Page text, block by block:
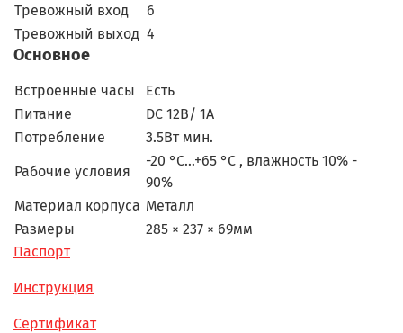
Тревожный вход
6
Тревожный выход 4
Основное
Встроенные часы
Есть
Питание
DC 12В/ 1А
Потребление
3.5Вт мин.
Рабочие условия
-20 °C…+65 °C , влажность 10% -
90%
Материал корпуса Металл
Размеры
285 × 237 × 69мм
Паспорт
Инструкция
Сертификат